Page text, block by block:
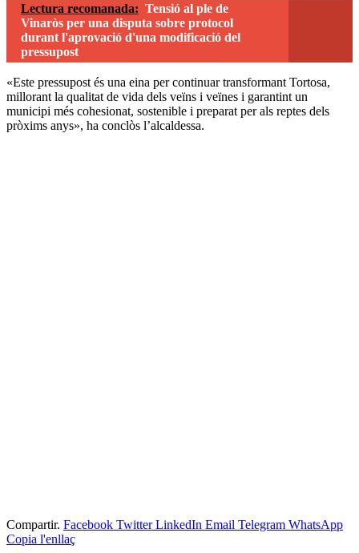
Lectura recomanada: Tensió al ple de
Vinaròs per una disputa sobre protocol
durant l'aprovació d'una modificació del
pressupost
«Este pressupost és una eina per continuar transformant Tortosa,
millorant la qualitat de vida dels veïns i veïnes i garantint un
municipi més cohesionat, sostenible i preparat per als reptes dels
pròxims anys», ha conclòs l’alcaldessa.
Compartir. Facebook Twitter LinkedIn Email Telegram WhatsApp
Copia l'enllaç